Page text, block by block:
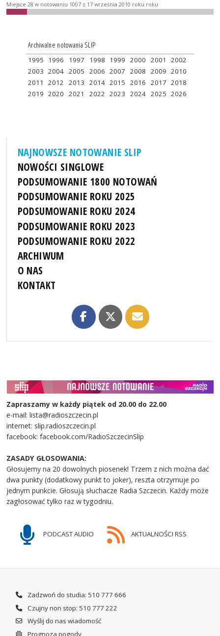
Miejsce 28 w notowaniu 1007 z 17 września 2010 roku roku
Archiwalne notowania SLIP
1995 1996 1997 1998 1999 2000 2001
2002
2003 2004 2005 2006 2007 2008 2009 2010
2011
2012 2013 2014 2015 2016 2017 2018
2019 2020 2021 2022 2023 2024 2025 2026
NAJNOWSZE NOTOWANIE SLIP
NOWOŚCI SINGLOWE
PODSUMOWANIE 1800 NOTOWAŃ
PODSUMOWANIE ROKU 2025
PODSUMOWANIE ROKU 2024
PODSUMOWANIE ROKU 2023
PODSUMOWANIE ROKU 2022
ARCHIWUM
O NAS
KONTAKT
Zapraszamy w każdy piątek od 20.00 do 22.00
e-mail: lista@radioszczecin.pl
internet: slip.radioszczecin.pl
facebook: facebook.com/RadioSzczecinSlip
ZASADY GŁOSOWANIA:
Głosujemy na 20 dowolnych piosenek! Trzem z nich można dać
dwa punkty (dodatkowy punkt to joker), reszta otrzymuje po
jednym punkcie. Głosują słuchacze Radia Szczecin. Każdy może
zagłosować tylko raz w tygodniu.
PODCAST AUDIO AKTUALNOŚCI RSS
Zadzwoń do studia: 510 777 666
Czujny non stop: 510 777 222
Wyślij do nas wiadomość
Prognoza pogody